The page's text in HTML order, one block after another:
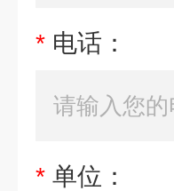
* 电话：
* 单位：